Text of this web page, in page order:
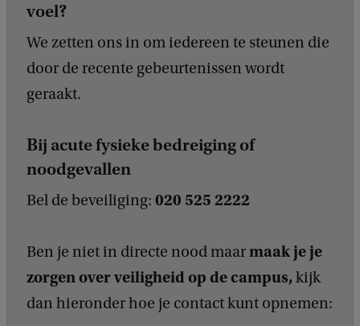
voel?
We zetten ons in om iedereen te steunen die
door de recente gebeurtenissen wordt
geraakt.
Bij acute fysieke bedreiging of
noodgevallen
Bel de beveiliging: 020 525 2222
Ben je niet in directe nood maarmaak je je
zorgen over veiligheid op de campus, kijk
dan hieronder hoe je contact kunt opnemen: